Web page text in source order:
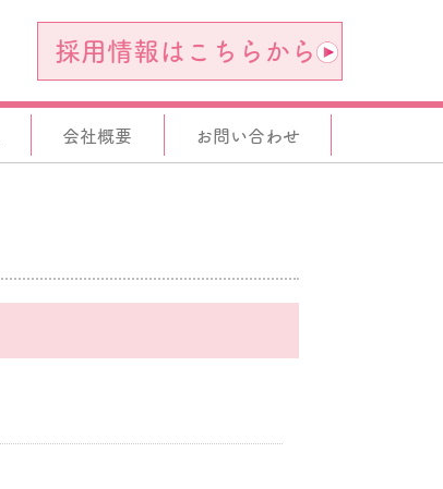
採用情報はこちらから
会社概要 お問い合わせ